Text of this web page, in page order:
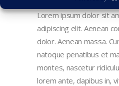
Lorem ipsum dolor sit
adipiscing elit. Aenean
dolor. Aenean massa.
natoque penatibus et
montes, nascetur
lorem ante, dapibus in,